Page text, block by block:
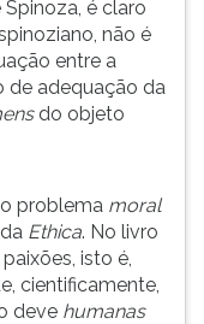
é claro
não é
entre a
de adequação da
do objeto
problema moral
Ethica. No livro
isto é,
cientificamente,
deve humanas